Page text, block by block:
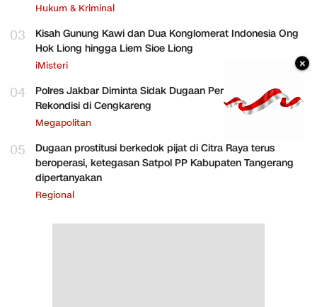
Hukum & Kriminal
03
Kisah Gunung Kawi dan Dua Konglomerat Indonesia Ong
Hok Liong hingga Liem Sioe Liong
iMisteri
04
Polres Jakbar Diminta Sidak Dugaan Perakitan HP
Rekondisi di Cengkareng
Megapolitan
05
Dugaan prostitusi berkedok pijat di Citra Raya terus
beroperasi, ketegasan Satpol PP Kabupaten Tangerang
dipertanyakan
Regional
×